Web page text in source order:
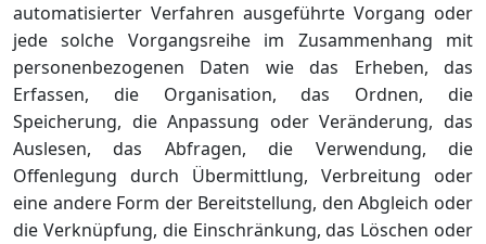
automatisierter Verfahren ausgeführte Vorgang oder
jede solche Vorgangsreihe im Zusammenhang mit
personenbezogenen Daten wie das Erheben, das
Erfassen, die Organisation, das Ordnen, die
Speicherung, die Anpassung oder Veränderung, das
Auslesen, das Abfragen, die Verwendung, die
Offenlegung durch Übermittlung, Verbreitung oder
eine andere Form der Bereitstellung, den Abgleich oder
die Verknüpfung, die Einschränkung, das Löschen oder